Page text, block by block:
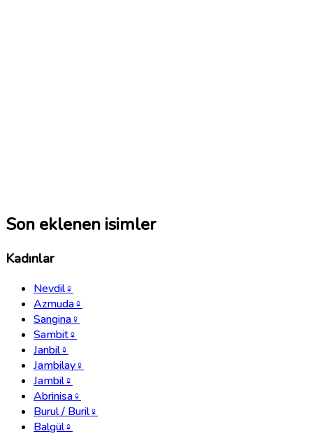
Son eklenen isimler
Kadınlar
Nevdil♀
Azmuda♀
Sangina♀
Sambit♀
Janbil♀
Jambilay♀
Jambil♀
Abrinisa♀
Burul / Buril♀
Balgül♀